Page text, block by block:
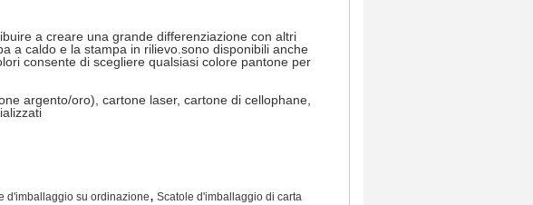
a creare una grande differenziazione con altri
a caldo e la stampa in rilievo.sono disponibili anche
consente di scegliere qualsiasi colore pantone per
argento/oro), cartone laser, cartone di cellophane,
d'imballaggio su ordinazione, Scatole d'imballaggio di carta